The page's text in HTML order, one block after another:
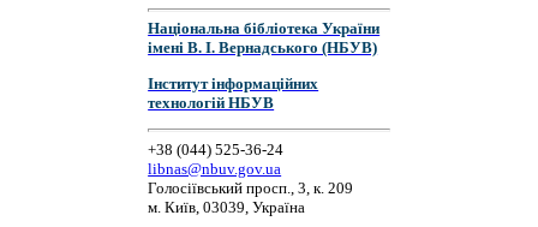
Національна бібліотека України
імені В. І. Вернадського (НБУВ)
Інститут інформаційних
технологій НБУВ
+38 (044) 525-36-24
libnas@nbuv.gov.ua
Голосіївський просп., 3, к. 209
м. Київ, 03039, Україна